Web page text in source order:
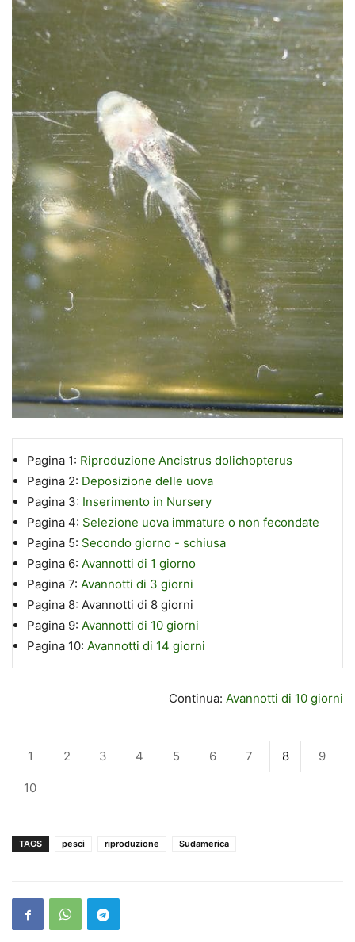
Pagina 1: Riproduzione Ancistrus dolichopterus
Pagina 2: Deposizione delle uova
Pagina 3: Inserimento in Nursery
Pagina 4: Selezione uova immature o non fecondate
Pagina 5: Secondo giorno - schiusa
Pagina 6: Avannotti di 1 giorno
Pagina 7: Avannotti di 3 giorni
Pagina 8: Avannotti di 8 giorni
Pagina 9: Avannotti di 10 giorni
Pagina 10: Avannotti di 14 giorni
Continua: Avannotti di 10 giorni
1 2 3 4 5 6 7 8 9
10
TAGS pesci riproduzione Sudamerica